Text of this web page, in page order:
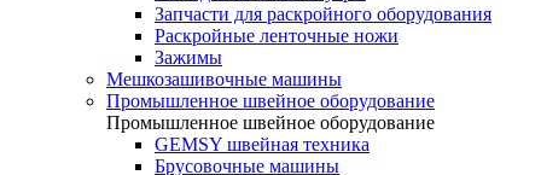
Запчасти для раскройного оборудования
Раскройные ленточные ножи
Зажимы
Мешкозашивочные машины
Промышленное швейное оборудование
Промышленное швейное оборудование
GEMSY швейная техника
Брусовочные машины